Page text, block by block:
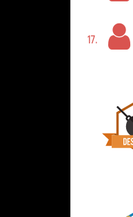
17.